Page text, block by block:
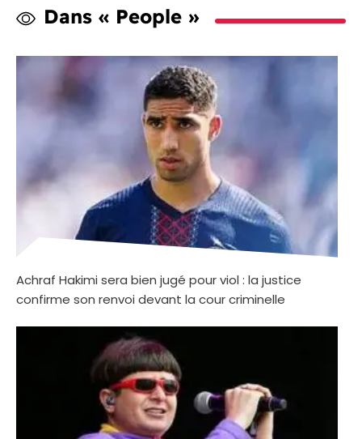
Dans « People »
Achraf Hakimi sera bien jugé pour viol : la justice
confirme son renvoi devant la cour criminelle